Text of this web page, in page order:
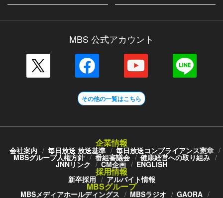
MBS 公式アカウント
その他の一覧はこちら
企業情報
会社案内 毎日放送 放送基準 毎日放送コンプライアンス憲章
MBSグループ人権方針 番組審議会 健康経営への取り組み
JNNリンク CM企画 ENGLISH
採用情報
新卒採用 アルバイト情報
MBSグループ
MBSメディアホールディングス MBSラジオ GAORA